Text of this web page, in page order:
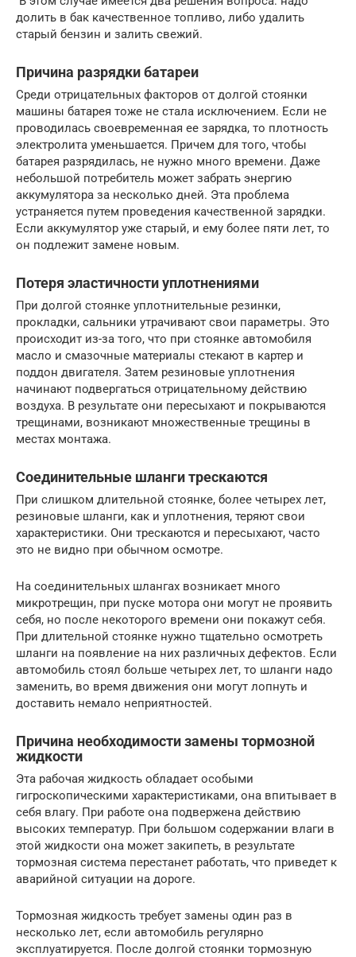
долить в бак качественное топливо, либо удалить
старый бензин и залить свежий.
Причина разрядки батареи
Среди отрицательных факторов от долгой стоянки
машины батарея тоже не стала исключением. Если не
проводилась своевременная ее зарядка, то плотность
электролита уменьшается. Причем для того, чтобы
батарея разрядилась, не нужно много времени. Даже
небольшой потребитель может забрать энергию
аккумулятора за несколько дней. Эта проблема
устраняется путем проведения качественной зарядки.
Если аккумулятор уже старый, и ему более пяти лет, то
он подлежит замене новым.
Потеря эластичности уплотнениями
При долгой стоянке уплотнительные резинки,
прокладки, сальники утрачивают свои параметры. Это
происходит из-за того, что при стоянке автомобиля
масло и смазочные материалы стекают в картер и
поддон двигателя. Затем резиновые уплотнения
начинают подвергаться отрицательному действию
воздуха. В результате они пересыхают и покрываются
трещинами, возникают множественные трещины в
местах монтажа.
Соединительные шланги трескаются
При слишком длительной стоянке, более четырех лет,
резиновые шланги, как и уплотнения, теряют свои
характеристики. Они трескаются и пересыхают, часто
это не видно при обычном осмотре.
На соединительных шлангах возникает много
микротрещин, при пуске мотора они могут не проявить
себя, но после некоторого времени они покажут себя.
При длительной стоянке нужно тщательно осмотреть
шланги на появление на них различных дефектов. Если
автомобиль стоял больше четырех лет, то шланги надо
заменить, во время движения они могут лопнуть и
доставить немало неприятностей.
Причина необходимости замены тормозной
жидкости
Эта рабочая жидкость обладает особыми
гигроскопическими характеристиками, она впитывает в
себя влагу. При работе она подвержена действию
высоких температур. При большом содержании влаги в
этой жидкости она может закипеть, в результате
тормозная система перестанет работать, что приведет к
аварийной ситуации на дороге.
Тормозная жидкость требует замены один раз в
несколько лет, если автомобиль регулярно
эксплуатируется. После долгой стоянки тормозную